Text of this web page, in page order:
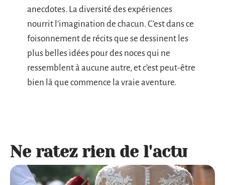
anecdotes. La diversité des expériences
nourrit l’imagination de chacun. C’est dans ce
foisonnement de récits que se dessinent les
plus belles idées pour des noces qui ne
ressemblent à aucune autre, et c’est peut-être
bien là que commence la vraie aventure.
Ne ratez rien de l'actu